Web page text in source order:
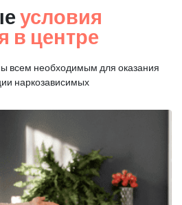
условия
в центре
всем необходимым для оказания
наркозависимых